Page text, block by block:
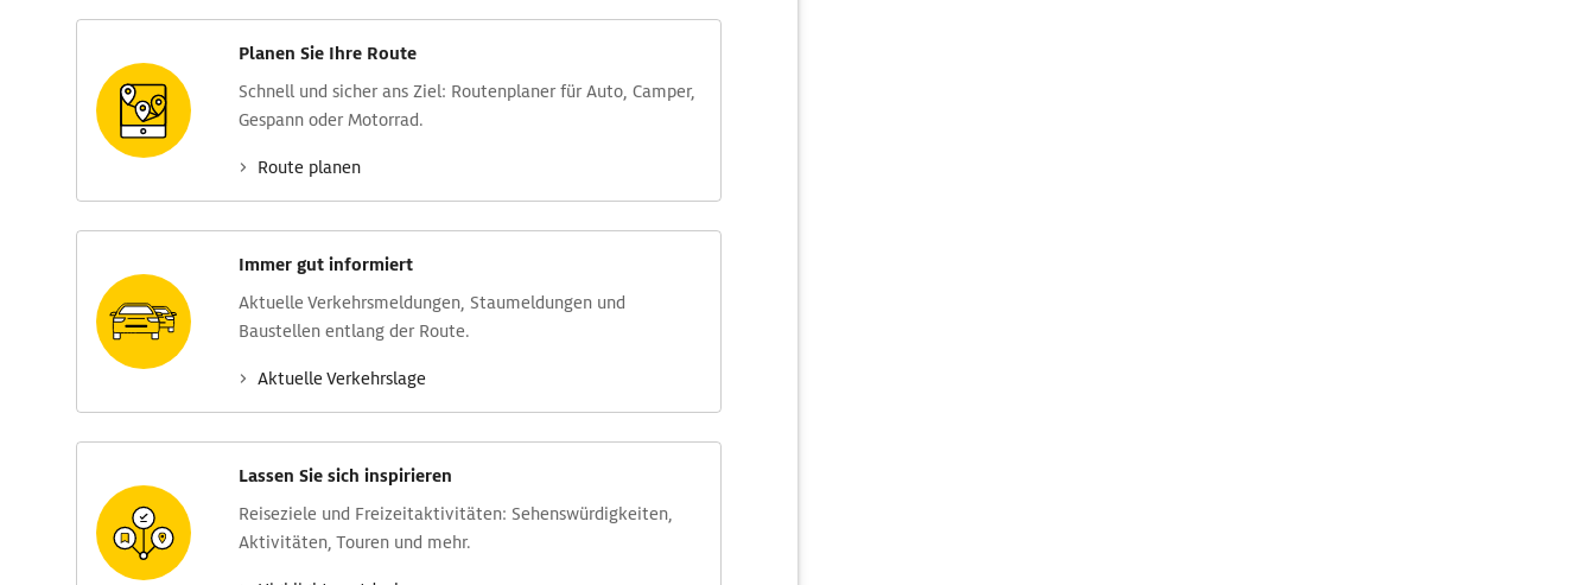
Planen Sie Ihre Route
Schnell und sicher ans Ziel: Routen­planer für Auto, Camper,
Gespann oder Motorrad.
Route planen
Immer gut informiert
Aktuelle Verkehrs­meldungen, Stau­meldungen und
Baustellen entlang der Route.
Aktuelle Verkehrs­lage
Lassen Sie sich inspirieren
Reise­ziele und Freizeit­aktivitäten: Sehens­würdig­keiten,
Aktivitäten, Touren und mehr.